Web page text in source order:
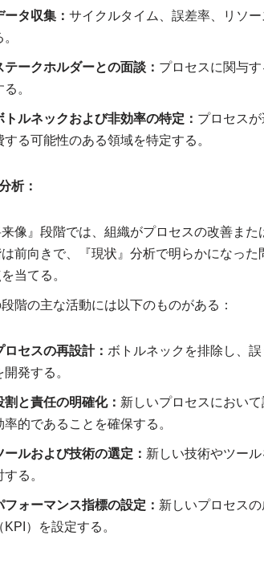
ータ収集： サイクルタイム、誤差率、リソ
。
テークホルダーとの面談： プロセスに関与
る。
トルネックおよび非効率の特定： プロセス
する可能性のある領域を特定する。
析：
来像』段階では、組織がプロセスの改善ま
前向きで、『現状』分析で明らかになっ
当てる。
階の主な活動には以下のものがある：
ロセスの再設計： ボトルネックを排除し、
開発する。
割と責任の明確化： 新しいプロセスにおい
率的であることを確保する。
ールおよび技術の選定： 新しい技術やツー
する。
フォーマンス指標の設定： 新しいプロセス
KPI）を設定する。